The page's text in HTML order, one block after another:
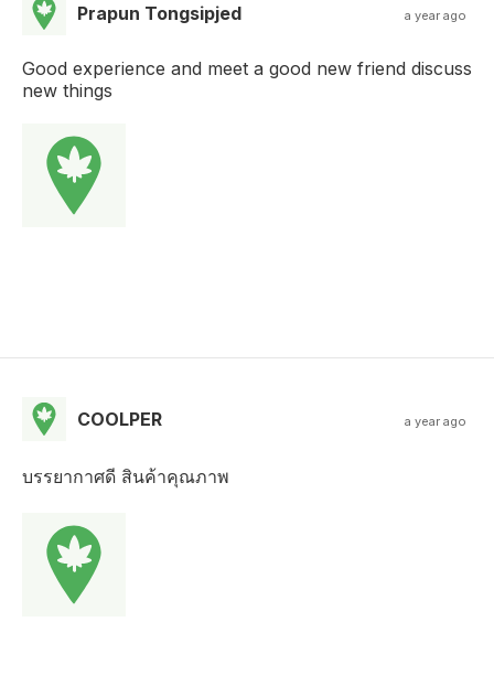
Prapun Tongsipjed a year ago
Good experience and meet a good new friend discuss
new things
COOLPER a year ago
บรรยากาศดี สินค้าคุณภาพ